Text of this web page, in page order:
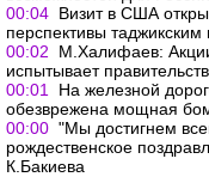
00:04 Визит в США
перспективы
00:02
М.Халифаев:
испытывает
00:01
На железной
обезврежена мощная
00:00 "Мы достигнем
рождественское
К.Бакиева